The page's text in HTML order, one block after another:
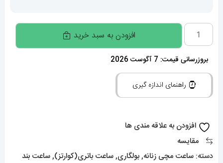
ساعت
مچی
زنانه
بولگاری
BVLGARI
SERPENTI
افزودن به سبد خرید
بروزرسانی قیمت: 7 آگوست 2026
راهنمای اندازه گیری
افزودن به علاقه مندی ها
مقایسه
دسته: ساعت مچی زنانه,بولگاری,ساعت باتری(کوارتز),ساعت بند